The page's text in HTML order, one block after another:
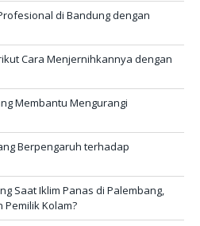
di Bandung dengan
Cara Menjernihkannya dengan
Membantu Mengurangi
Berpengaruh terhadap
Saat Iklim Panas di Palembang,
Kolam?